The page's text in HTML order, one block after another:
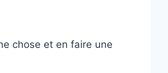
chose et en faire une